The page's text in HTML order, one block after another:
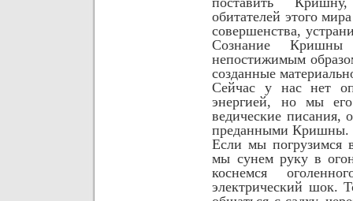
обитателей этого
совершенства,
Сознание
непостижимым
созданные
Сейчас
у нас нет
энергией, но мы
ведические писания,
преданными Кришны.
Если мы погрузимся
мы сунем руку в
коснемся
электрический шок.